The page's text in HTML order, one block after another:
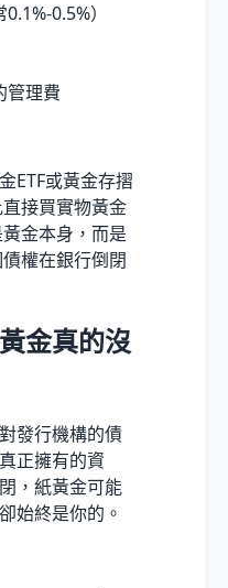
0.5%）
管理費
ETF或黃金存摺
接買實物黃金
金本身，而是
權在銀行倒閉
金真的沒
發行機構的債
正擁有的資
，紙黃金可能
始終是你的。